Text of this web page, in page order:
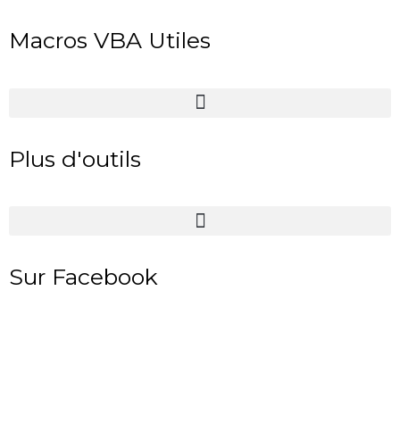
Macros VBA Utiles
Plus d'outils
Sur Facebook